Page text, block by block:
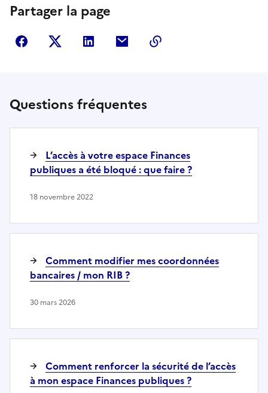
Partager la page
Partager sur Facebook
Partager sur Twitter
Partager sur LinkedIn
Partager par courriel
Questions fréquentes
L’accès à votre espace Finances
publiques a été bloqué : que faire ?
18 novembre 2022
Comment modifier mes coordonnées
bancaires / mon RIB ?
30 mars 2026
Comment renforcer la sécurité de l’accès
à mon espace Finances publiques ?